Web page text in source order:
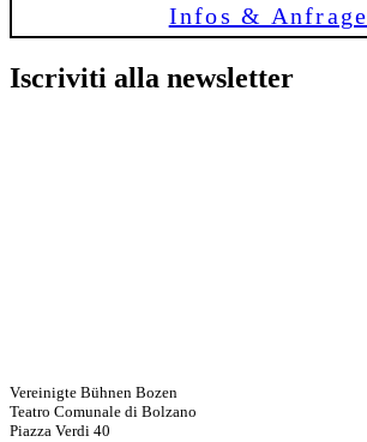
Infos & Anfrage
Iscriviti alla newsletter
Vereinigte Bühnen Bozen
Teatro Comunale di Bolzano
Piazza Verdi 40